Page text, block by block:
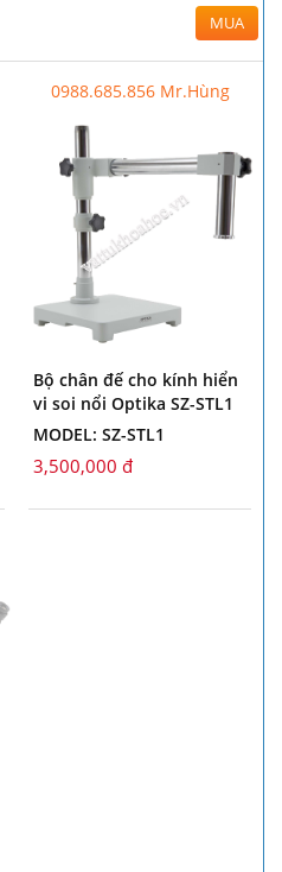
MUA
0988.685.856 Mr.Hùng
Bộ chân đế cho kính hiển
vi soi nổi Optika SZ-STL1
MODEL: SZ-STL1
3,500,000 đ